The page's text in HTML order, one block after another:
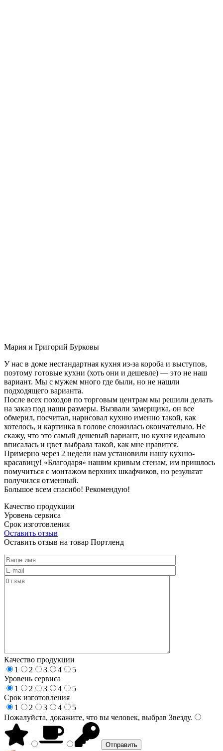
Мария и Григорий Бурковы
У нас в доме нестандартная кухня из-за короба и выступов,
поэтому готовые кухни (хоть они и дешевле) — это не наш
вариант. Мы с мужем много где были, но не нашли
подходящего варианта.
После всех походов по торговым центрам мы решили делать
на заказ под наши размеры. Вызвали замерщика, он все
обмерил, посчитал, нарисовал кухню именно такой, как
хотелось, и картинка в голове сложилась окончательно. Не
скажу, что это самый дешевый вариант, но кухня идеально
вписалась и цвет выбрала такой, как мне нравится.
Примерно через 2 недели нам установили нашу кухню-
красавицу! «Благодаря» нашим кривым стенам, им пришлось
помучиться с монтажом верхних шкафчиков, но результат
получился отменный.
Большое всем спасибо! Рекомендую!
Качество продукции
Уровень сервиса
Срок изготовления
Оставить отзыв
Оставить отзыв на товар Портленд
Качество продукции
1
2 3 4
5
Уровень сервиса
1
2 3 4
5
Срок изготовления
1
2 3 4
5
Пожалуйста, докажите, что вы человек, выбрав Звезду.